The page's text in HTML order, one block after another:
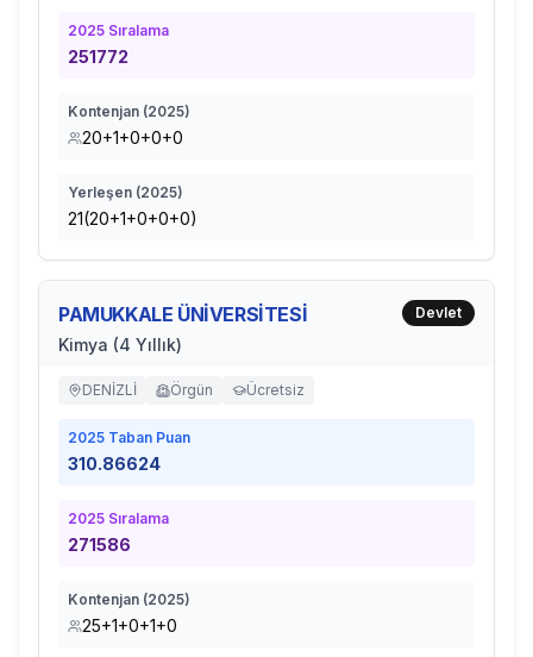
2025 Sıralama
251772
Kontenjan (2025)
20+1+0+0+0
Yerleşen (2025)
21(20+1+0+0+0)
PAMUKKALE ÜNİVERSİTESİ
Kimya (4 Yıllık)
Devlet
DENİZLİ Örgün Ücretsiz
2025 Taban Puan
310.86624
2025 Sıralama
271586
Kontenjan (2025)
25+1+0+1+0